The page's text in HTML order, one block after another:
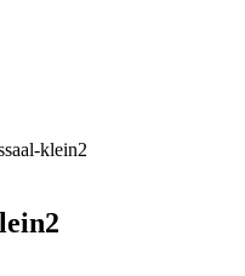
klein2